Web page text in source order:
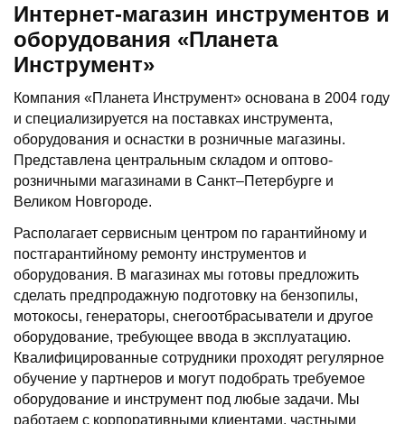
Интернет-магазин инструментов и
оборудования «Планета
Инструмент»
Компания «Планета Инструмент» основана в 2004 году
и специализируется на поставках инструмента,
оборудования и оснастки в розничные магазины.
Представлена центральным складом и оптово-
розничными магазинами в Санкт–Петербурге и
Великом Новгороде.
Располагает сервисным центром по гарантийному и
постгарантийному ремонту инструментов и
оборудования. В магазинах мы готовы предложить
сделать предпродажную подготовку на бензопилы,
мотокосы, генераторы, снегоотбрасыватели и другое
оборудование, требующее ввода в эксплуатацию.
Квалифицированные сотрудники проходят регулярное
обучение у партнеров и могут подобрать требуемое
оборудование и инструмент под любые задачи. Мы
работаем с корпоративными клиентами, частными